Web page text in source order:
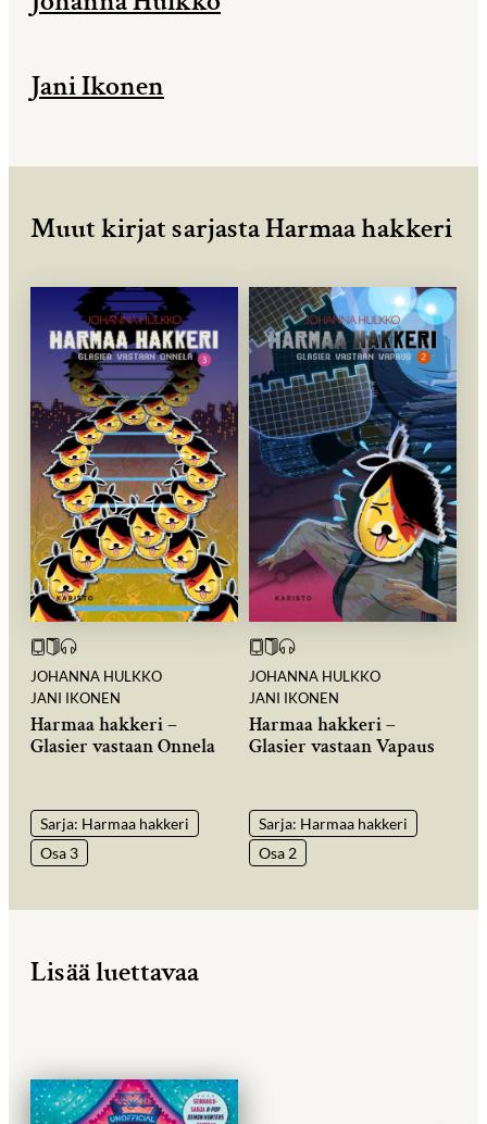
Jani Ikonen
Muut kirjat sarjasta Harmaa hakkeri
JOHANNA HULKKO
JANI IKONEN
Harmaa hakkeri –
Glasier vastaan Onnela
Sarja: Harmaa hakkeri
Osa 3
JOHANNA HULKKO
JANI IKONEN
Harmaa hakkeri –
Glasier vastaan Vapaus
Sarja: Harmaa hakkeri
Osa 2
Lisää luettavaa